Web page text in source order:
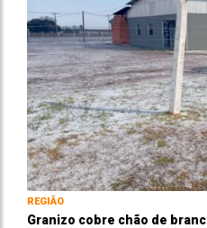
REGIÃO
Granizo cobre chão de